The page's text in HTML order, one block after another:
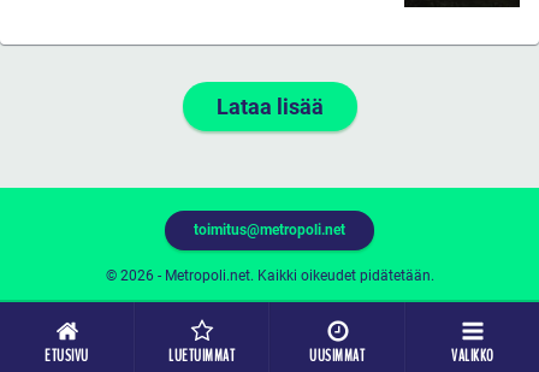
ETUSIVU LUETUIMMAT UUSIMMAT VALIKKO
Lataa lisää
© 2026 - Metropoli.net. Kaikki oikeudet pidätetään.
toimitus@metropoli.net